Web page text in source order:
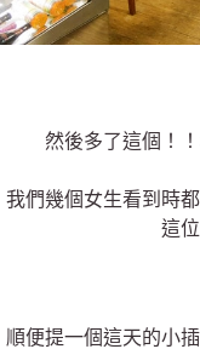
然後多了這個！
我們幾個女生看到時
這
順便提一個這天的小